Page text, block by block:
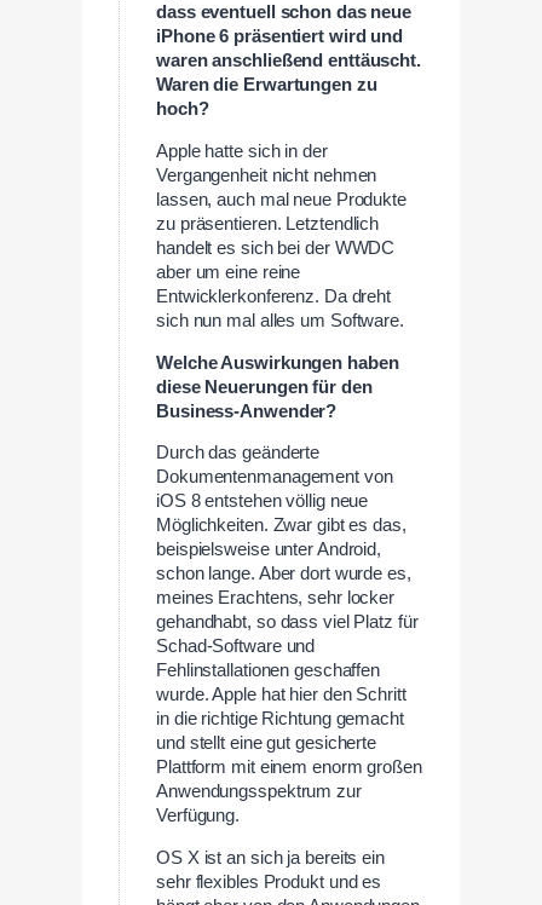
dass eventuell schon das neue
iPhone 6 präsentiert wird und
waren anschließend enttäuscht.
Waren die Erwartungen zu
hoch?
Apple hatte sich in der
Vergangenheit nicht nehmen
lassen, auch mal neue Produkte
zu präsentieren. Letztendlich
handelt es sich bei der WWDC
aber um eine reine
Entwicklerkonferenz. Da dreht
sich nun mal alles um Software.
Welche Auswirkungen haben
diese Neuerungen für den
Business-Anwender?
Durch das geänderte
Dokumentenmanagement von
iOS 8 entstehen völlig neue
Möglichkeiten. Zwar gibt es das,
beispielsweise unter Android,
schon lange. Aber dort wurde es,
meines Erachtens, sehr locker
gehandhabt, so dass viel Platz für
Schad-Software und
Fehlinstallationen geschaffen
wurde. Apple hat hier den Schritt
in die richtige Richtung gemacht
und stellt eine gut gesicherte
Plattform mit einem enorm großen
Anwendungsspektrum zur
Verfügung.
OS X ist an sich ja bereits ein
sehr flexibles Produkt und es